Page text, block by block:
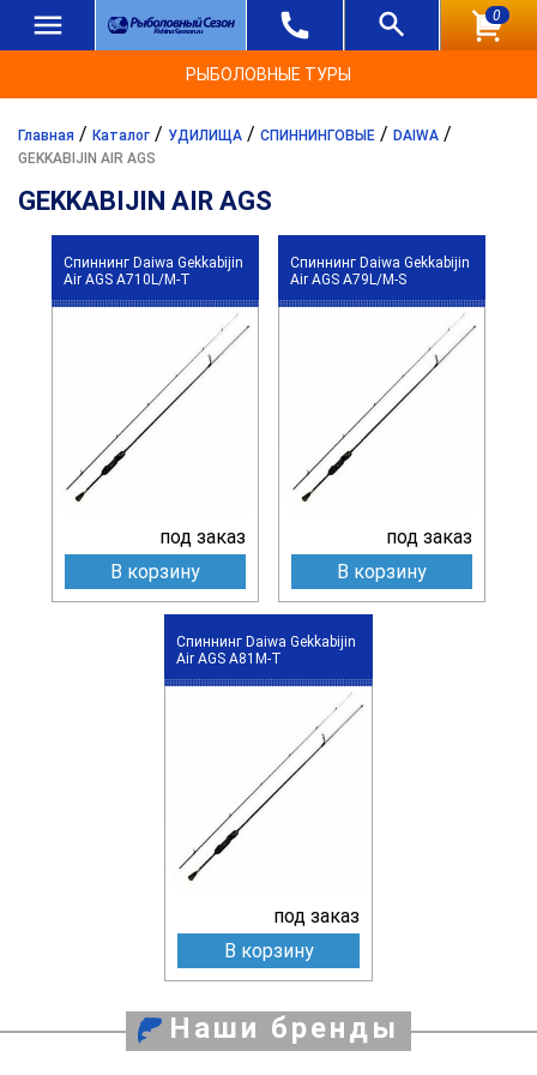
0
РЫБОЛОВНЫЕ ТУРЫ
Главная / Каталог / УДИЛИЩА / СПИННИНГОВЫЕ / DAIWA /
GEKKABIJIN AIR AGS
GEKKABIJIN AIR AGS
Спиннинг Daiwa Gekkabijin
Air AGS A710L/M-T
под заказ
В корзину
Спиннинг Daiwa Gekkabijin
Air AGS A79L/M-S
под заказ
В корзину
Спиннинг Daiwa Gekkabijin
Air AGS A81M-T
под заказ
В корзину
Наши бренды